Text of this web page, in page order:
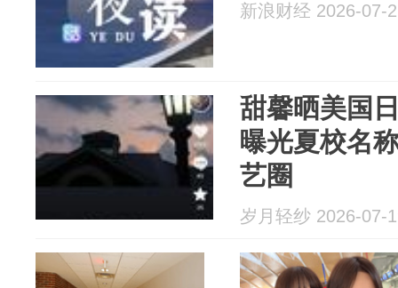
新浪财经 2026-07-
甜馨晒美国
曝光夏校名
艺圈
岁月轻纱 2026-07-